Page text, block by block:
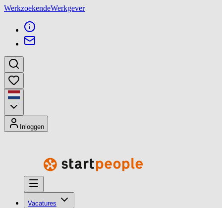
WerkzoekendeWerkgever
Inloggen
Vacatures